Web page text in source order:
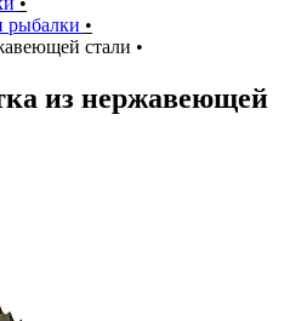
рыбалки •
стали •
из нержавеющей